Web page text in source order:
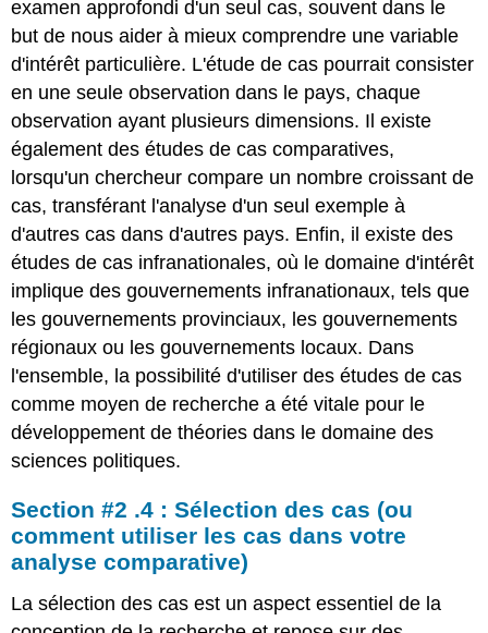
examen approfondi d'un seul cas, souvent dans le
but de nous aider à mieux comprendre une variable
d'intérêt particulière. L'étude de cas pourrait consister
en une seule observation dans le pays, chaque
observation ayant plusieurs dimensions. Il existe
également des études de cas comparatives,
lorsqu'un chercheur compare un nombre croissant de
cas, transférant l'analyse d'un seul exemple à
d'autres cas dans d'autres pays. Enfin, il existe des
études de cas infranationales, où le domaine d'intérêt
implique des gouvernements infranationaux, tels que
les gouvernements provinciaux, les gouvernements
régionaux ou les gouvernements locaux. Dans
l'ensemble, la possibilité d'utiliser des études de cas
comme moyen de recherche a été vitale pour le
développement de théories dans le domaine des
sciences politiques.
Section #2 .4 : Sélection des cas (ou
comment utiliser les cas dans votre
analyse comparative)
La sélection des cas est un aspect essentiel de la